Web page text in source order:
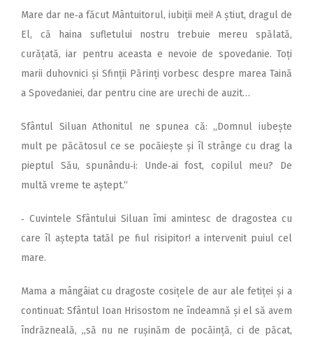
Mare dar ne‑a făcut Mântuitorul, iubiții mei! A știut, dragul de
El, că haina sufletului nostru trebuie mereu spălată,
curățată, iar pentru aceasta e nevoie de spovedanie. Toți
marii duhovnici și Sfinții Părinți vorbesc despre marea Taină
a Spovedaniei, dar pentru cine are urechi de auzit…
Sfântul Siluan Athonitul ne spunea că: ,,Domnul iubește
mult pe păcătosul ce se pocăiește și îl strânge cu drag la
pieptul Său, spunându‑i: Unde‑ai fost, copilul meu? De
multă vreme te aștept.“
‑ Cuvintele Sfântului Siluan îmi amintesc de dragostea cu
care îl aștepta tatăl pe fiul risipitor! a intervenit puiul cel
mare.
Mama a mângâiat cu dragoste cosițele de aur ale fetiței și a
continuat: Sfântul Ioan Hrisostom ne îndeamnă și el să avem
îndrăzneală, ,,să nu ne rușinăm de pocăință, ci de păcat,